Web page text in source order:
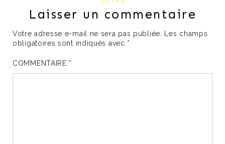
Laisser un commentaire
Votre adresse e-mail ne sera pas publiée. Les champs
obligatoires sont indiqués avec *
COMMENTAIRE *